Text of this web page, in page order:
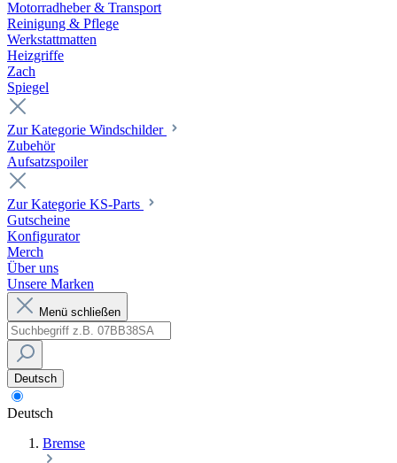
Motorradheber & Transport
Reinigung & Pflege
Werkstattmatten
Heizgriffe
Zach
Spiegel
Zur Kategorie Windschilder
Zubehör
Aufsatzspoiler
Zur Kategorie KS-Parts
Gutscheine
Konfigurator
Merch
Über uns
Unsere Marken
Menü schließen
Deutsch
Deutsch
Bremse